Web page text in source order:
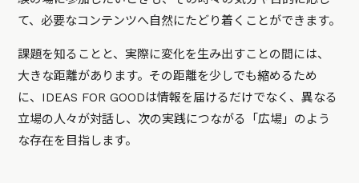
て、必要なコンテンツへ自然にたどり着くことができます。
課題を知ることと、実際に変化を生み出すことの間には、
大きな距離があります。その距離を少しでも縮めるため
に、IDEAS FOR GOODは情報を届けるだけでなく、異なる
立場の人々が対話し、次の実践につながる「広場」のよう
な存在を目指します。